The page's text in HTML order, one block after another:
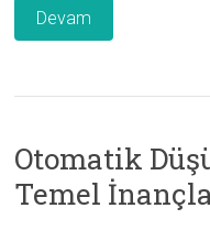
Devam
Otomatik
Temel